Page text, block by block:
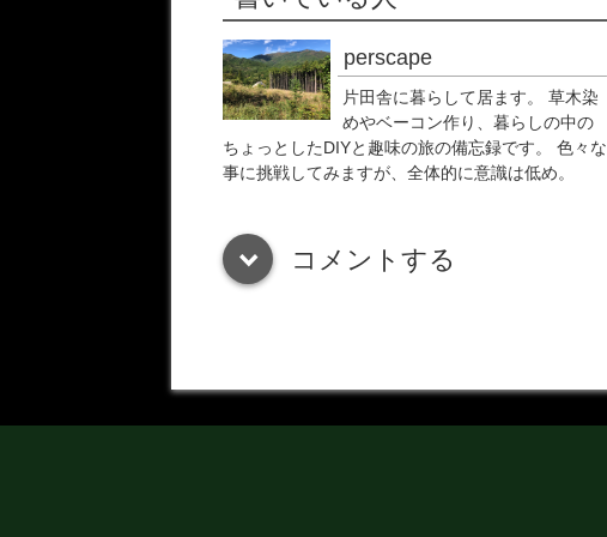
perscape
片田舎に暮らして居ます。 草木染
めやベーコン作り、暮らしの中の
ちょっとしたDIYと趣味の旅の備忘録です。 色々な
事に挑戦してみますが、全体的に意識は低め。
down コメントする